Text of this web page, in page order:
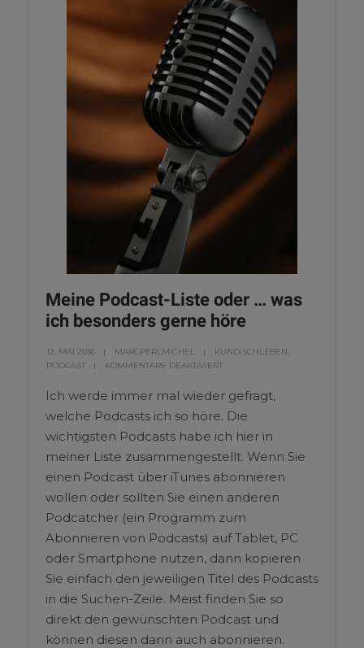
Meine Podcast-Liste oder … was
ich besonders gerne höre
12. MAI 2016 MARCPERLMICHEL KUNDISCHLEBEN,
PODCAST
KOMMENTARE DEAKTIVIERT
Ich werde immer mal wieder gefragt,
welche Podcasts ich so höre. Die
wichtigsten Podcasts habe ich hier in
meiner Liste zusammengestellt. Wenn Sie
einen Podcast über iTunes abonnieren
wollen oder sollten Sie einen anderen
Podcatcher (ein Programm zum
Abonnieren von Podcasts) auf Tablet, PC
oder Smartphone nutzen, dann kopieren
Sie einfach den jeweiligen Titel des Podcasts
in die Suchen-Zeile. Meist finden Sie so
direkt den gewünschten Podcast und
können diesen dann auch abonnieren.